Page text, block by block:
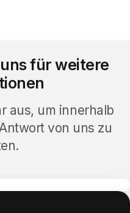
für weitere
aus, um innerhalb
von uns zu